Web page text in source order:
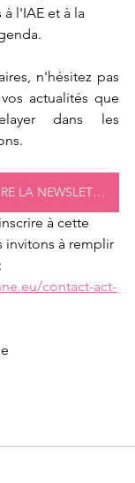
l'IAE et à la
n'hésitez pas
actualités que
dans les
CLIQUEZ ICI POUR LIRE LA NEWSLETTER
à cette
invitons à remplir
contact-act-